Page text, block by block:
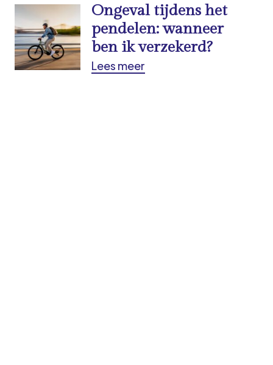
Ongeval tijdens het
pendelen: wanneer
ben ik verzekerd?
Lees meer